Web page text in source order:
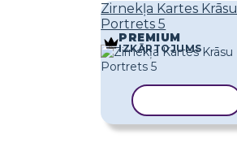
Zirnekļa Kartes Krāsu
Portrets 5
PREMIUM
IZKĀRTOJUMS